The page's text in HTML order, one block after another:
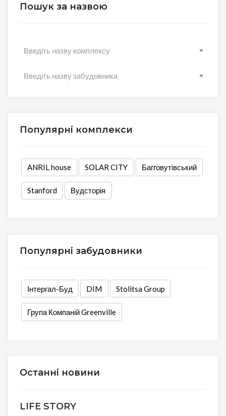
Пошук за назвою
Введіть назву комплексу
Введіть назву забудовника
Популярні комплекси
ANRIL house SOLAR CITY Багговутівський
Stanford Вудсторія
Популярні забудовники
Інтергал-Буд DIM Stolitsa Group
Група Компаній Greenville
Останні новини
LIFE STORY